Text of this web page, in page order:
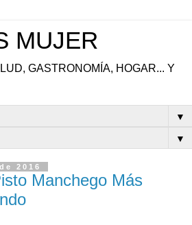
MUJER
GASTRONOMÍA, HOGAR... Y
▼
▼
2016
Manchego Más